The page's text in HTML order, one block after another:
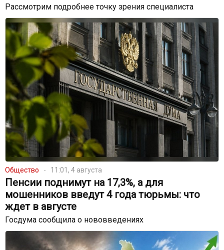
Рассмотрим подробнее точку зрения специалиста
Общество 11:01, 4 августа
Пенсии поднимут на 17,3%, а для
мошенников введут 4 года тюрьмы: что
ждет в августе
Госдума сообщила о нововведениях